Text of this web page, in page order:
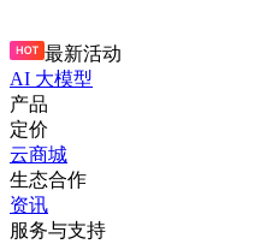
最新活动
AI 大模型
产品
定价
云商城
生态合作
资讯
服务与支持